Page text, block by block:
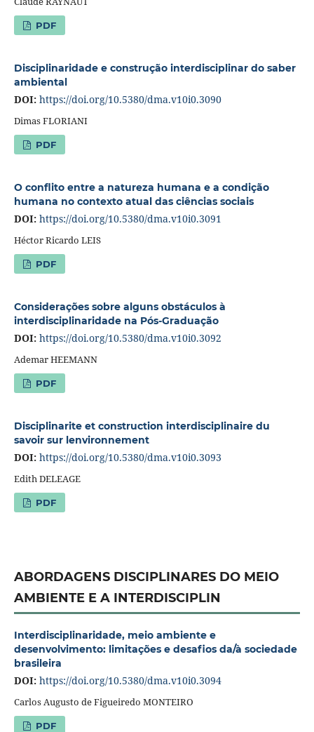
PDF
Disciplinaridade e construção interdisciplinar do saber
ambiental
DOI: https://doi.org/10.5380/dma.v10i0.3090
Dimas FLORIANI
PDF
O conflito entre a natureza humana e a condição
humana no contexto atual das ciências sociais
DOI: https://doi.org/10.5380/dma.v10i0.3091
Héctor Ricardo LEIS
PDF
Considerações sobre alguns obstáculos à
interdisciplinaridade na Pós-Graduação
DOI: https://doi.org/10.5380/dma.v10i0.3092
Ademar HEEMANN
PDF
Disciplinarite et construction interdisciplinaire du
savoir sur lenvironnement
DOI: https://doi.org/10.5380/dma.v10i0.3093
Edith DELEAGE
PDF
ABORDAGENS DISCIPLINARES DO MEIO
AMBIENTE E A INTERDISCIPLIN
Interdisciplinaridade, meio ambiente e
desenvolvimento: limitações e desafios da/à sociedade
brasileira
DOI: https://doi.org/10.5380/dma.v10i0.3094
Carlos Augusto de Figueiredo MONTEIRO
PDF